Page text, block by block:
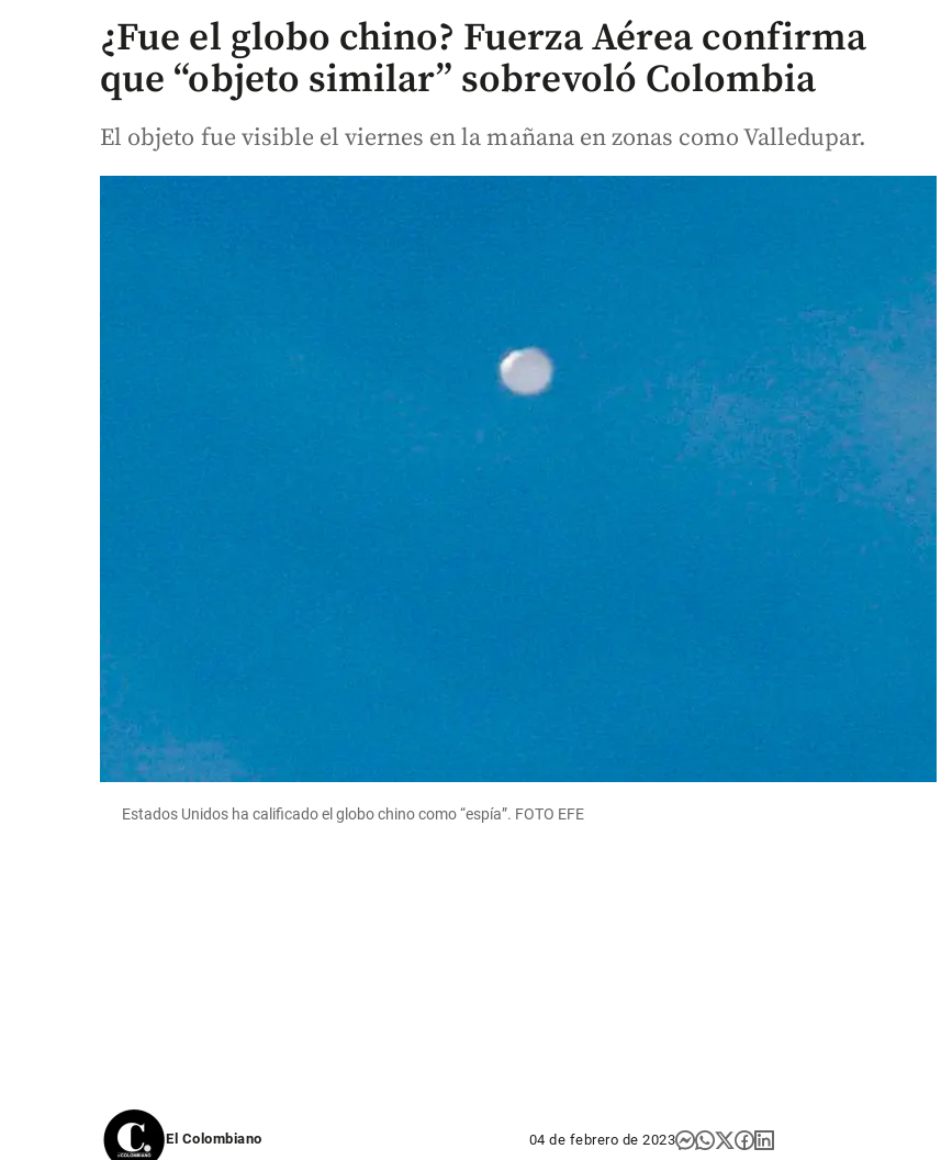
¿Fue el globo chino? Fuerza Aérea confirma
que “objeto similar” sobrevoló Colombia
El objeto fue visible el viernes en la mañana en zonas como Valledupar.
Estados Unidos ha calificado el globo chino como “espía”. FOTO EFE
El Colombiano 04 de febrero de 2023